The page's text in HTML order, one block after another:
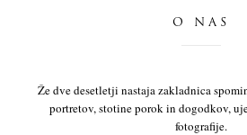
O NAS
Že dve desetletji nastaja zakladnica
portretov, stotine porok in dogodkov,
fotografije.